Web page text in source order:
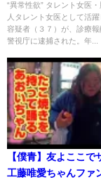
“異常性欲” タレント女医
人タレント女医として活
容疑者（３７）が、診療
警視庁に逮捕された。年...
【僕青】友よここで
工藤唯愛ちゃんファ